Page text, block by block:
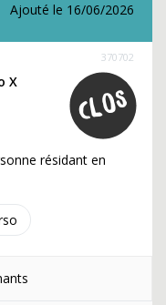
Ajouté le 16/06/2026
370702
X
résidant en